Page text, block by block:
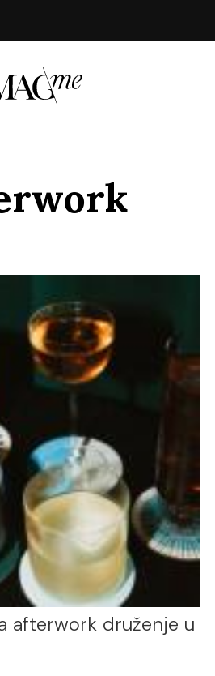
afterwork druženje u